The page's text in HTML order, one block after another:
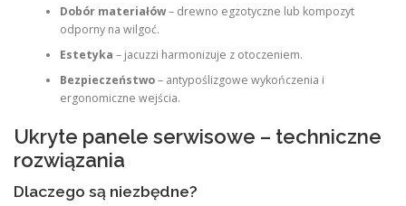
Dobór materiałów– drewno egzotyczne lub kompozyt
odporny na wilgoć.
Estetyka – jacuzzi harmonizuje z otoczeniem.
Bezpieczeństwo– antypoślizgowe wykończenia i
ergonomiczne wejścia.
Ukryte panele serwisowe – techniczne
rozwiązania
Dlaczego są niezbędne?